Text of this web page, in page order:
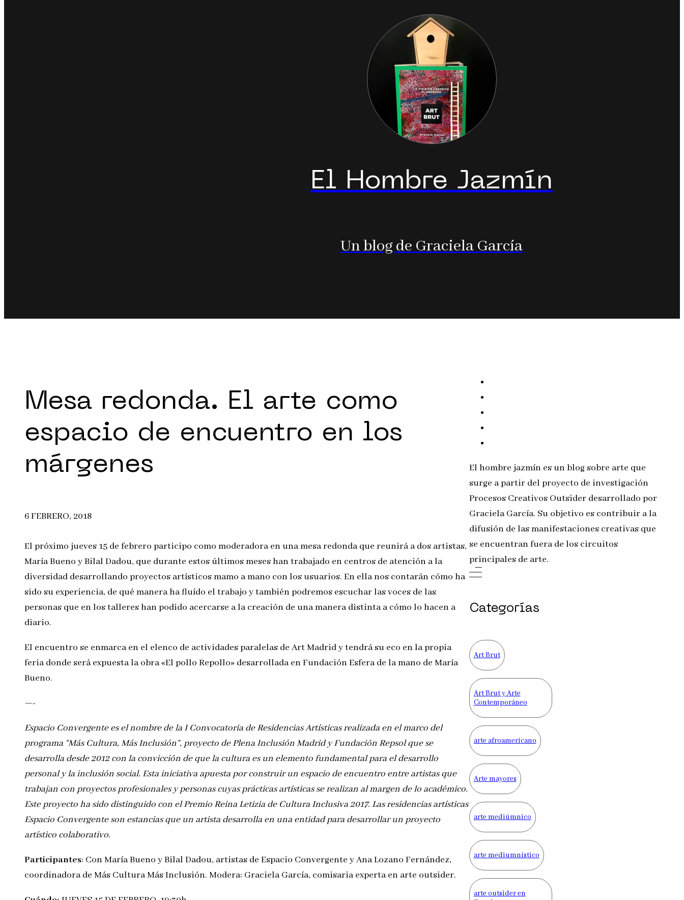
El Hombre Jazmín
Un blog de Graciela García
Mesa redonda. El arte como
espacio de encuentro en los
márgenes
6 FEBRERO, 2018
El próximo jueves 15 de febrero participo como moderadora en una mesa redonda que reunirá a dos artistas,
María Bueno y Bilal Dadou, que durante estos últimos meses han trabajado en centros de atención a la
diversidad desarrollando proyectos artísticos mamo a mano con los usuarios. En ella nos contarán cómo ha
sido su experiencia, de qué manera ha fluído el trabajo y también podremos escuchar las voces de las
personas que en los talleres han podido acercarse a la creación de una manera distinta a cómo lo hacen a
diario.
El encuentro se enmarca en el elenco de actividades paralelas de Art Madrid y tendrá su eco en la propia
feria donde será expuesta la obra «El pollo Repollo» desarrollada en Fundación Esfera de la mano de María
Bueno.
—-
Espacio Convergente es el nombre de la I Convocatoria de Residencias Artísticas realizada en el marco del
programa “Más Cultura, Más Inclusión”, proyecto de Plena Inclusión Madrid y Fundación Repsol que se
desarrolla desde 2012 con la convicción de que la cultura es un elemento fundamental para el desarrollo
personal y la inclusión social. Esta iniciativa apuesta por construir un espacio de encuentro entre artistas que
trabajan con proyectos profesionales y personas cuyas prácticas artísticas se realizan al margen de lo académico.
Este proyecto ha sido distinguido con el Premio Reina Letizia de Cultura Inclusiva 2017. Las residencias artísticas
Espacio Convergente son estancias que un artista desarrolla en una entidad para desarrollar un proyecto
artístico colaborativo.
Participantes: Con María Bueno y Bilal Dadou, artistas de Espacio Convergente y Ana Lozano Fernández,
coordinadora de Más Cultura Más Inclusión. Modera: Graciela García, comisaria experta en arte outsider.
El hombre jazmín es un blog sobre arte que
surge a partir del proyecto de investigación
Procesos Creativos Outsider desarrollado por
Graciela García. Su objetivo es contribuir a la
difusión de las manifestaciones creativas que
se encuentran fuera de los circuitos
principales de arte.
Categorías
Art Brut
Art Brut y Arte
Contemporáneo
arte afroamericano
Arte mayores
arte mediúmnico
arte mediumnístico
arte outsider en